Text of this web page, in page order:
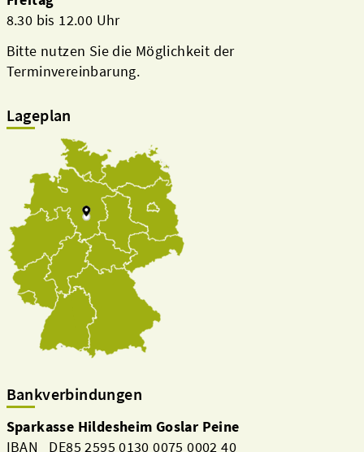
8.30 bis 12.00 Uhr
Bitte nutzen Sie die Möglichkeit der
Terminvereinbarung.
Lageplan
Bankverbindungen
Sparkasse Hildesheim Goslar Peine
IBAN DE85 2595 0130 0075 0002 40